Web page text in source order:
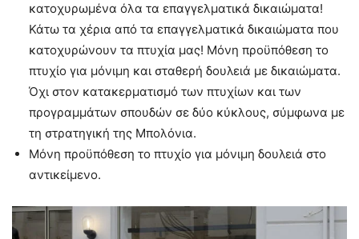
κατοχυρωμένα όλα τα επαγγελματικά δικαιώματα!
Κάτω τα χέρια από τα επαγγελματικά δικαιώματα που
κατοχυρώνουν τα πτυχία μας! Μόνη προϋπόθεση το
πτυχίο για μόνιμη και σταθερή δουλειά με δικαιώματα.
Όχι στον κατακερματισμό των πτυχίων και των
προγραμμάτων σπουδών σε δύο κύκλους, σύμφωνα με
τη στρατηγική της Μπολόνια.
Μόνη προϋπόθεση το πτυχίο για μόνιμη δουλειά στο
αντικείμενο.